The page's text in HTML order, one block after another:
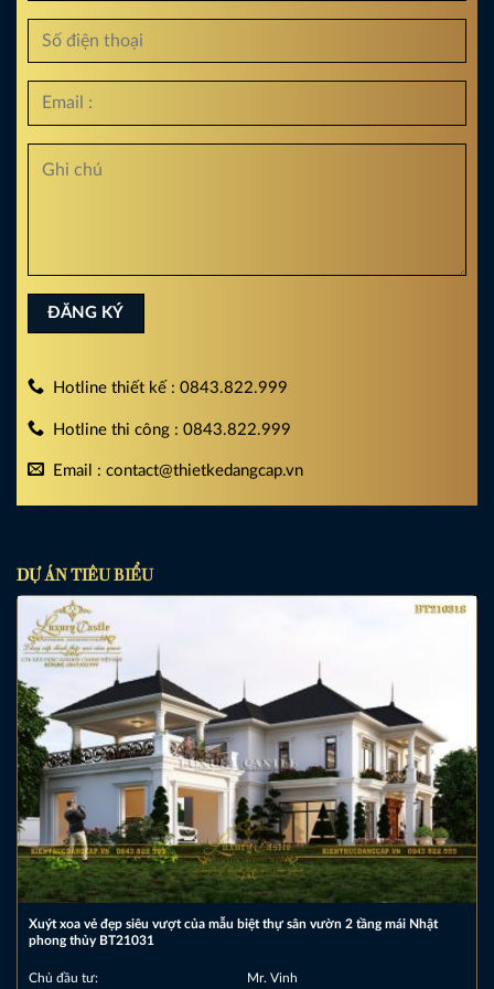
Hotline thiết kế : 0843.822.999
Hotline thi công : 0843.822.999
Email : contact@thietkedangcap.vn
DỰ ÁN TIÊU BIỂU
Xuýt xoa vẻ đẹp siêu vượt của mẫu biệt thự sân vườn 2 tầng mái Nhật
phong thủy BT21031
Chủ đầu tư: Mr. Vinh